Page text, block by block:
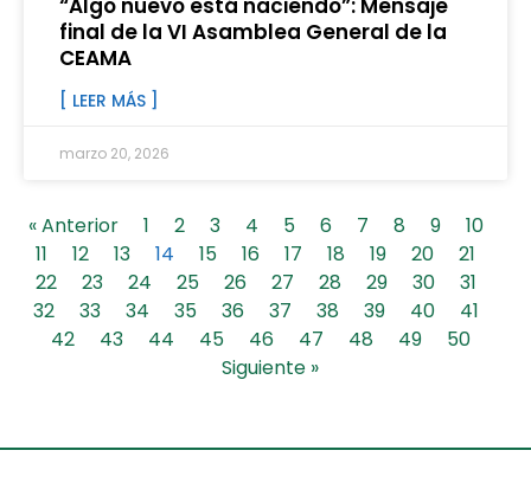
“Algo nuevo está naciendo”: Mensaje
final de la VI Asamblea General de la
CEAMA
[ LEER MÁS ]
marzo 20, 2026
« Anterior 1 2 3 4 5 6 7 8 9
10
11
12 13 14 15 16 17 18 19 20
21
22
23 24 25 26 27 28 29 30
31
32
33 34 35 36 37 38 39 40
41
42
43 44 45 46 47 48 49
50
Siguiente »